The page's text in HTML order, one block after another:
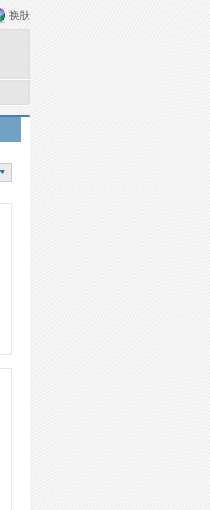
换肤